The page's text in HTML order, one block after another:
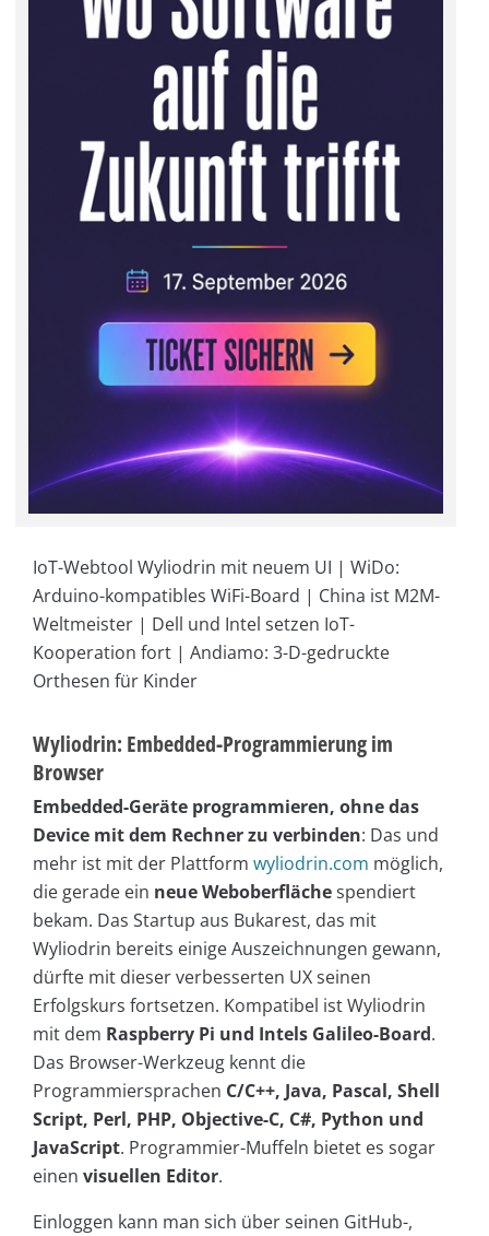
IoT-Webtool Wyliodrin mit neuem UI | WiDo:
Arduino-kompatibles WiFi-Board | China ist M2M-
Weltmeister | Dell und Intel setzen IoT-
Kooperation fort | Andiamo: 3-D-gedruckte
Orthesen für Kinder
Wyliodrin: Embedded-Programmierung im
Browser
Embedded-Geräte programmieren, ohne das
Device mit dem Rechner zu verbinden: Das und
mehr ist mit der Plattform wyliodrin.com möglich,
die gerade ein neue Weboberflächespendiert
bekam. Das Startup aus Bukarest, das mit
Wyliodrin bereits einige Auszeichnungen gewann,
dürfte mit dieser verbesserten UX seinen
Erfolgskurs fortsetzen. Kompatibel ist Wyliodrin
mit dem Raspberry Pi und Intels Galileo-Board.
Das Browser-Werkzeug kennt die
Programmiersprachen C/C++, Java, Pascal, Shell
Script, Perl, PHP, Objective-C, C#, Python und
JavaScript. Programmier-Muffeln bietet es sogar
einen visuellen Editor.
Einloggen kann man sich über seinen GitHub-,